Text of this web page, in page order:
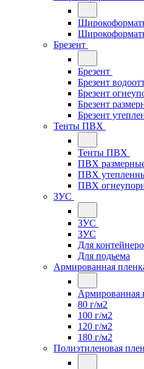
Брезент
Брезент
Брезент
Брезент
Брезент
Брезент
Тенты ПВХ
Тенты ПВХ
ПВХ
ПВХ
ПВХ
ЗУС
ЗУС
ЗУС
Для
Для подьема
Армированная
Армированная
80 г/м2
100 г/м2
120 г/м2
180 г/м2
Полиэтиленовая